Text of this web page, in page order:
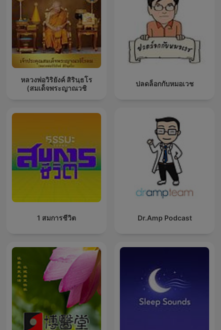
หลวงพ่อวิริยังค์ สิรินฺธโร
(สมเด็จพระญาณวชิ
ปลดล็อกกับหมอเวช
1 สมการชีวิต Dr.Amp Podcast